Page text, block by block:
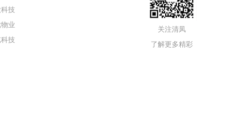
技
业
技
关注清凤
了解更多精彩